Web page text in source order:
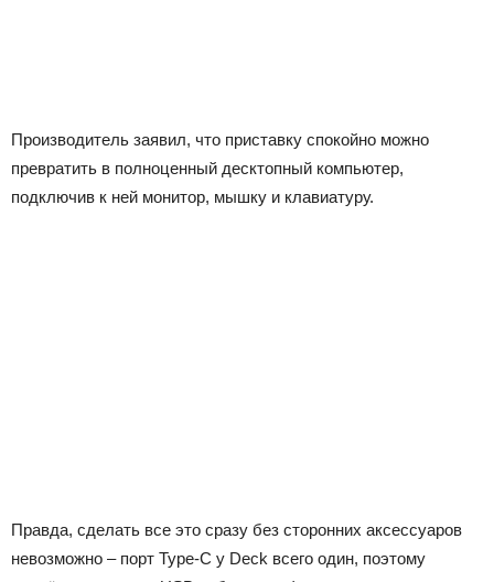
Производитель заявил, что приставку спокойно можно
превратить в полноценный десктопный компьютер,
подключив к ней монитор, мышку и клавиатуру.
Правда, сделать все это сразу без сторонних аксессуаров
невозможно – порт Type-C у Deck всего один, поэтому